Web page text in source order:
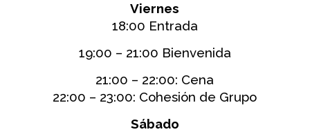
Viernes
18:00 Entrada
19:00 – 21:00 Bienvenida
21:00 – 22:00: Cena
22:00 – 23:00: Cohesión de Grupo
Sábado